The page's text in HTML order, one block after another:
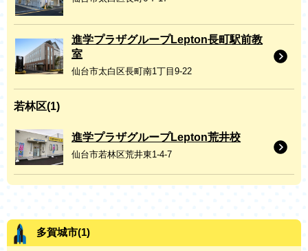
進学プラザグループLepton長町駅前教
室
仙台市太白区長町南1丁目9-22
若林区(1)
進学プラザグループLepton荒井校
仙台市若林区荒井東1-4-7
多賀城市(1)